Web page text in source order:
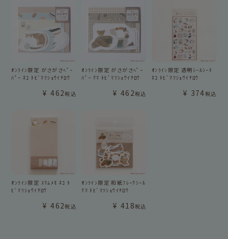
ｵﾝﾗｲﾝ限定 がさがさﾍﾟｰ
ﾊﾟｰ ﾈｺ ﾄﾋﾞﾏﾂｼｮｳｲﾁﾛｳ
¥ 462税込
ｵﾝﾗｲﾝ限定 がさがさﾍﾟｰ
ﾊﾟｰ ｸﾏ ﾄﾋﾞﾏﾂｼｮｳｲﾁﾛｳ
¥ 462税込
ｵﾝﾗｲﾝ限定 透明ｼｰﾙｼｰﾄ
ﾈｺ ﾄﾋﾞﾏﾂｼｮｳｲﾁﾛｳ
¥ 374税込
ｵﾝﾗｲﾝ限定 ｽﾘﾑﾒﾓ ﾈｺ ﾄ
ﾋﾞﾏﾂｼｮｳｲﾁﾛｳ
¥ 462税込
ｵﾝﾗｲﾝ限定 和紙ﾌﾚｰｸｼｰﾙ
ｸﾏ ﾄﾋﾞﾏﾂｼｮｳｲﾁﾛｳ
¥ 418税込